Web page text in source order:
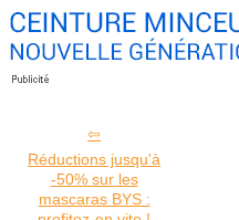
Réductions jusqu'à
-50% sur les
mascaras BYS :